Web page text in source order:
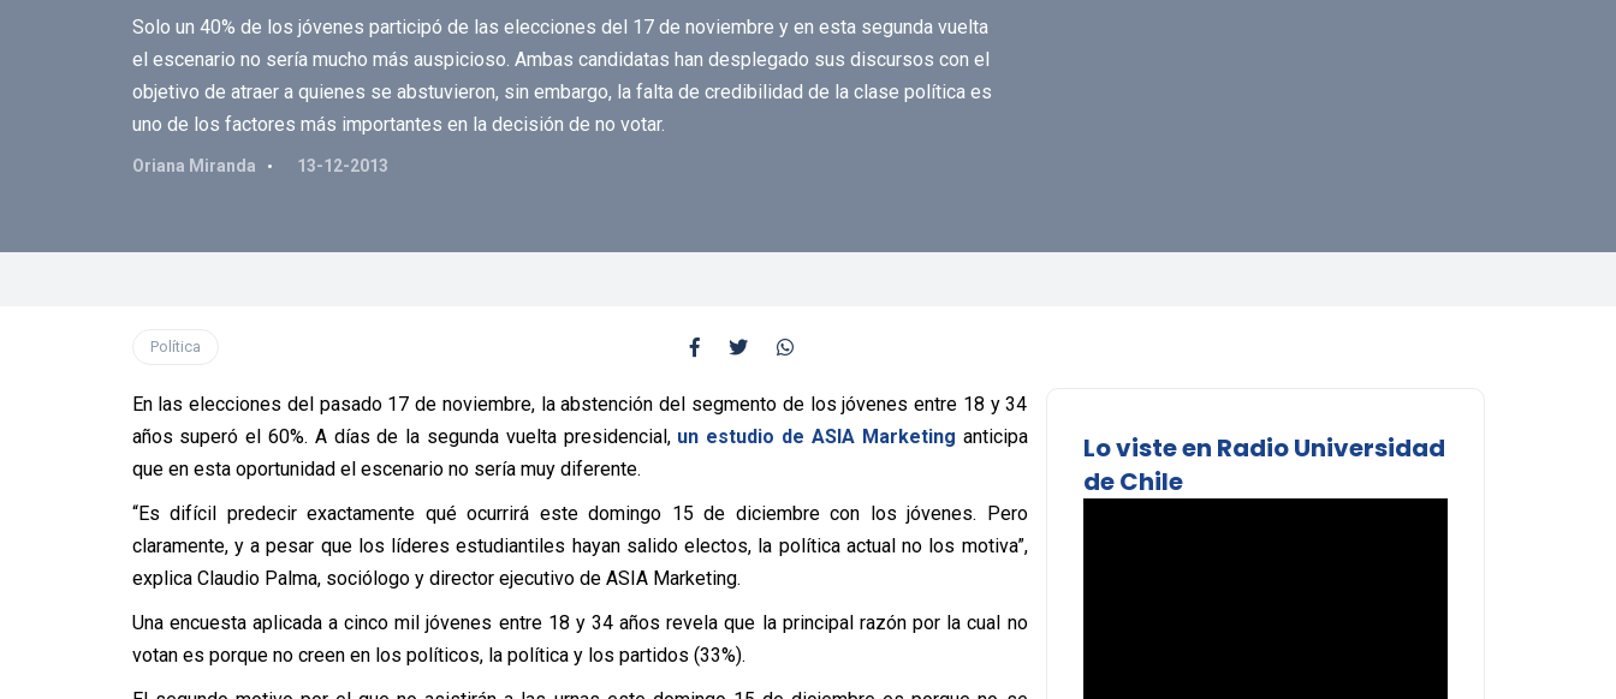
Solo un 40% de los jóvenes participó de las elecciones del 17 de noviembre y en esta segunda vuelta
el escenario no sería mucho más auspicioso. Ambas candidatas han desplegado sus discursos con el
objetivo de atraer a quienes se abstuvieron, sin embargo, la falta de credibilidad de la clase política es
uno de los factores más importantes en la decisión de no votar.
Oriana Miranda 13-12-2013
Política
En las elecciones del pasado 17 de noviembre, la abstención del segmento de los jóvenes entre 18 y 34
años superó el 60%. A días de la segunda vuelta presidencial, un estudio de ASIA Marketing anticipa
que en esta oportunidad el escenario no sería muy diferente.
“Es difícil predecir exactamente qué ocurrirá este domingo 15 de diciembre con los jóvenes. Pero
claramente, y a pesar que los líderes estudiantiles hayan salido electos, la política actual no los motiva”,
explica Claudio Palma, sociólogo y director ejecutivo de ASIA Marketing.
Una encuesta aplicada a cinco mil jóvenes entre 18 y 34 años revela que la principal razón por la cual no
votan es porque no creen en los políticos, la política y los partidos (33%).
Lo viste en Radio Universidad
de Chile